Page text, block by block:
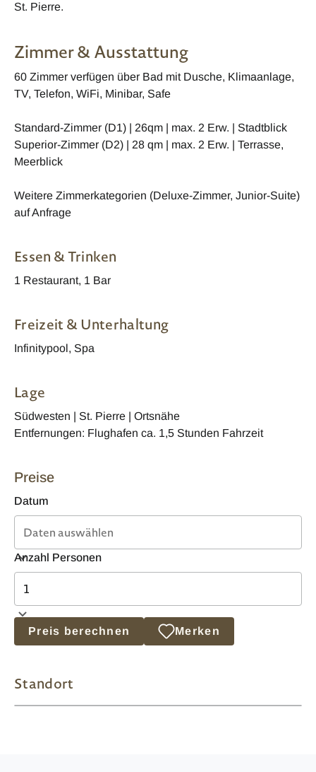
St. Pierre.
Zimmer & Ausstattung
60 Zimmer verfügen über Bad mit Dusche, Klimaanlage,
TV, Telefon, WiFi, Minibar, Safe
Standard-Zimmer (D1) | 26qm | max. 2 Erw. | Stadtblick
Superior-Zimmer (D2) | 28 qm | max. 2 Erw. | Terrasse,
Meerblick
Weitere Zimmerkategorien (Deluxe-Zimmer, Junior-Suite)
auf Anfrage
Essen & Trinken
1 Restaurant, 1 Bar
Freizeit & Unterhaltung
Infinitypool, Spa
Lage
Südwesten | St. Pierre | Ortsnähe
Entfernungen: Flughafen ca. 1,5 Stunden Fahrzeit
Preise
Datum
Anzahl Personen
Preis berechnen Merken
Standort